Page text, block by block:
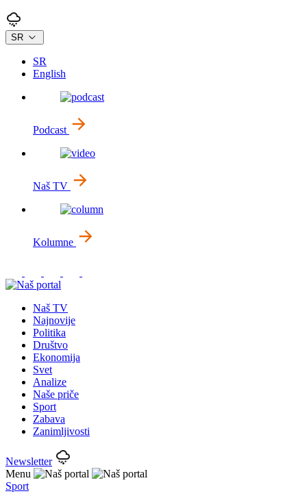
SR
SR
English
Podcast
Naš TV
Kolumne
Naš TV
Najnovije
Politika
Društvo
Ekonomija
Svet
Analize
Naše priče
Sport
Zabava
Zanimljivosti
Newsletter
Menu
Sport